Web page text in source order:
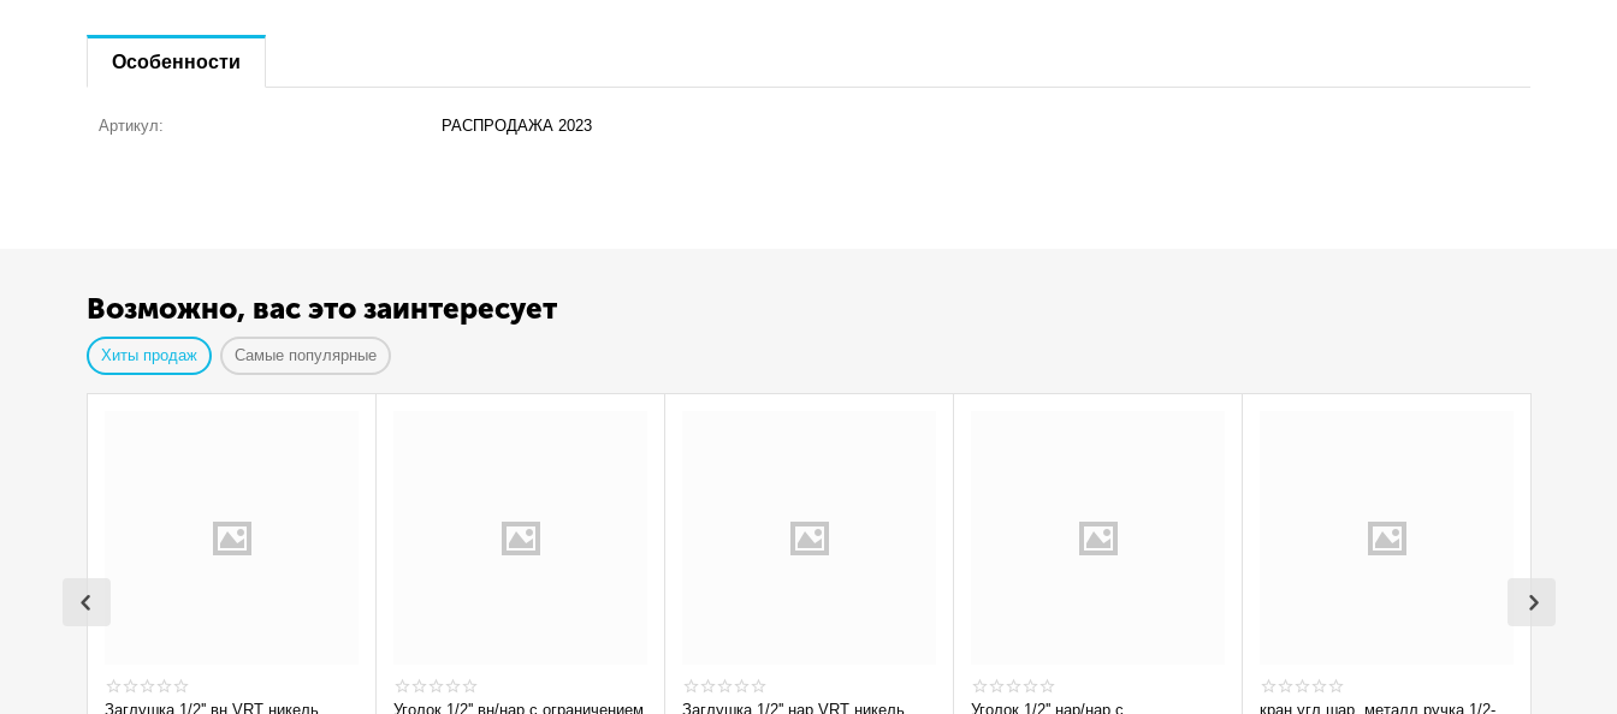
Особенности
Артикул: РАСПРОДАЖА 2023
Возможно, вас это заинтересует
Хиты продаж Самые популярные
Заглушка 1/2'' вн VRT никель Уголок 1/2'' вн/нар с ограничением Заглушка 1/2'' нар VRT никель Уголок 1/2'' нар/нар с кран угл шар. металл.ручка 1/2-